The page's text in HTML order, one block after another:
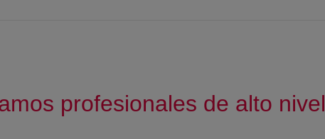
profesionales de alto nivel